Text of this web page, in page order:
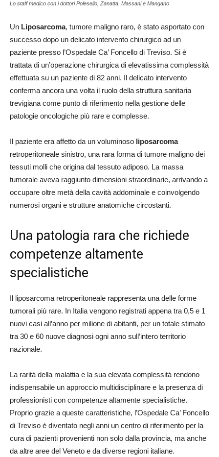
Lo staff medico con i dottori Polesello, Zanatta. Massani e Mangano
Un Liposarcoma, tumore maligno raro, è stato asportato con
successo dopo un delicato intervento chirurgico ad un
paziente presso l’Ospedale Ca’ Foncello di Treviso. Si è
trattata di un’operazione chirurgica di elevatissima complessità
effettuata su un paziente di 82 anni. Il delicato intervento
conferma ancora una volta il ruolo della struttura sanitaria
trevigiana come punto di riferimento nella gestione delle
patologie oncologiche più rare e complesse.
Il paziente era affetto da un voluminoso liposarcoma
retroperitoneale sinistro, una rara forma di tumore maligno dei
tessuti molli che origina dal tessuto adiposo. La massa
tumorale aveva raggiunto dimensioni straordinarie, arrivando a
occupare oltre metà della cavità addominale e coinvolgendo
numerosi organi e strutture anatomiche circostanti.
Una patologia rara che richiede
competenze altamente
specialistiche
Il liposarcoma retroperitoneale rappresenta una delle forme
tumorali più rare. In Italia vengono registrati appena tra 0,5 e 1
nuovi casi all’anno per milione di abitanti, per un totale stimato
tra 30 e 60 nuove diagnosi ogni anno sull’intero territorio
nazionale.
La rarità della malattia e la sua elevata complessità rendono
indispensabile un approccio multidisciplinare e la presenza di
professionisti con competenze altamente specialistiche.
Proprio grazie a queste caratteristiche, l’Ospedale Ca’ Foncello
di Treviso è diventato negli anni un centro di riferimento per la
cura di pazienti provenienti non solo dalla provincia, ma anche
da altre aree del Veneto e da diverse regioni italiane.